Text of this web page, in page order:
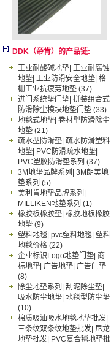
DDK（帝肯）的产品链:
工业耐酸碱地垫| 工业耐腐蚀
地垫| 工业防滑安全地垫| 格
栅工业抗疲劳地垫 (37)
进门系统垫门垫| 拼装组合式
防滑除尘模块地垫门垫 (33)
地毯式地垫| 卷材型防滑除尘
地垫 (21)
疏水型防滑垫| 疏水防滑塑料
地垫| PVC防滑疏水地垫|
PVC塑胶防滑垫系列 (37)
3M地垫品牌系列| 3M朗美地
垫系列 (5)
美利肯地垫品牌系列|
MILLIKEN地垫系列 (1)
橡胶板橡胶垫| 橡胶地板橡胶
地垫 (9)
塑料地毯| pvc塑料地毯| 塑料
地毯价格 (22)
企业标识Logo地垫门垫| 商
标地垫| 广告地垫| 广告门垫
(8)
除尘地垫系列| 刮泥除尘垫|
吸水防尘地垫| 地毯型防尘垫
(10)
棉质吸油吸水地毯地垫批发|
三条纹双条纹地垫批发| 尼龙
地垫批发| PVC复合毯地垫批